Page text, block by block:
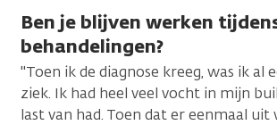
Ben je blijven werken
behandelingen?
"Toen ik de diagnose kreeg, was ik al
ziek. Ik had heel veel vocht in mijn
last van had. Toen dat er eenmaal uit